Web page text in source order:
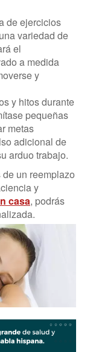
de ejercicios
variedad de
el
a medida
y
y hitos durante
pequeñas
metas
adicional de
arduo trabajo.
un reemplazo
y
casa, podrás